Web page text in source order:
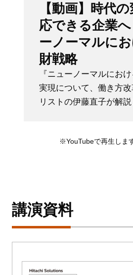
【動画】時代
応できる企業
ーノーマルに
財戦略
『ニューノーマルにお
実現について、働き方
リストの伊藤直子が解説
※YouTubeで再生しま
講演資料